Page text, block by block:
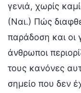
γενιά, χωρίς
(Ναι.) Πώς
παράδοση και οι
άνθρωποι
τους κανόνες
σημείο που δεν